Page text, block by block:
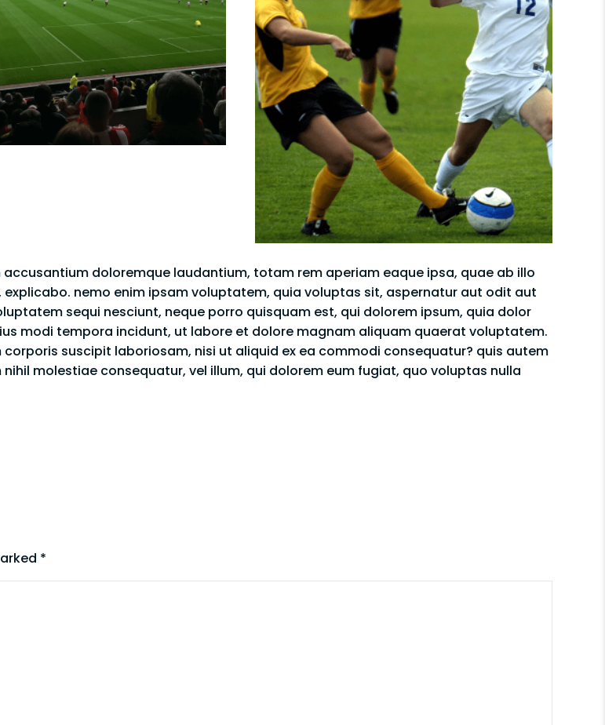
doloremque laudantium, totam rem aperiam eaque ipsa, quae ab illo
nemo enim ipsam voluptatem, quia voluptas sit, aspernatur aut odit aut
sequi nesciunt, neque porro quisquam est, qui dolorem ipsum, quia dolor
modi tempora incidunt, ut labore et dolore magnam aliquam quaerat voluptatem.
suscipit laboriosam, nisi ut aliquid ex ea commodi consequatur? quis autem
molestiae consequatur, vel illum, qui dolorem eum fugiat, quo voluptas nulla
*